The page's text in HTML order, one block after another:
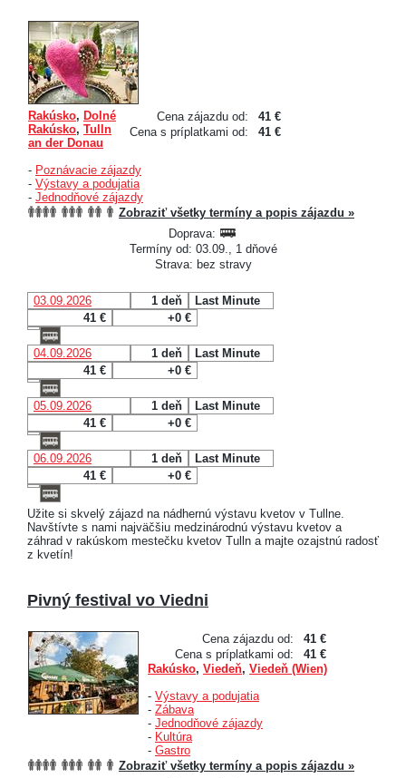
Cena zájazdu od:
41 €
Cena s príplatkami od:
41 €
Rakúsko, Dolné
Rakúsko, Tulln
an der Donau
- Poznávacie zájazdy
- Výstavy a podujatia
- Jednodňové zájazdy
Zobraziť všetky termíny a popis zájazdu »
Doprava:
Termíny od: 03.09., 1 dňové
Strava: bez stravy
03.09.2026 1 deň
Last Minute
41 €
+0 €
04.09.2026 1 deň
Last Minute
41 €
+0 €
05.09.2026 1 deň
Last Minute
41 €
+0 €
06.09.2026 1 deň
Last Minute
41 €
+0 €
Užite si skvelý zájazd na nádhernú výstavu kvetov v Tullne.
Navštívte s nami najväčšiu medzinárodnú výstavu kvetov a
záhrad v rakúskom mestečku kvetov Tulln a majte ozajstnú radosť
z kvetín!
Pivný festival vo Viedni
Cena zájazdu od:
41 €
Cena s príplatkami od:
41 €
Rakúsko, Viedeň, Viedeň (Wien)
- Výstavy a podujatia
- Zábava
- Jednodňové zájazdy
- Kultúra
- Gastro
Zobraziť všetky termíny a popis zájazdu »